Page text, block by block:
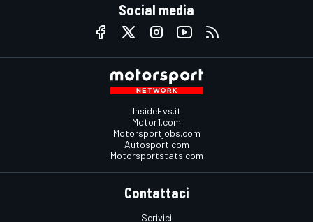
Social media
InsideEvs.it
Motor1.com
Motorsportjobs.com
Autosport.com
Motorsportstats.com
Contattaci
Scrivici